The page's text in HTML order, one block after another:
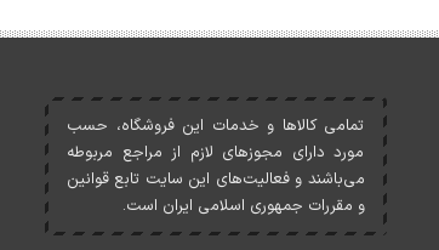
تمامی کالاها و خدمات اين فروشگاه، حسب
مورد دارای مجوزهای لازم از مراجع مربوطه
می‌باشند و فعاليت‌های اين سايت تابع قوانين
و مقررات جمهوری اسلامی ايران است.